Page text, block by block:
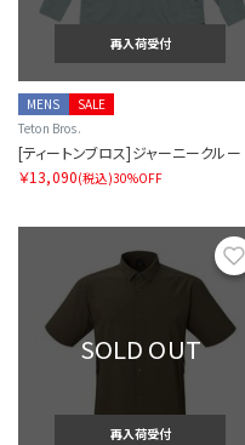
再入荷受付
SALE
MENS
Teton Bros.
[ティートンブロス]ジャーニークルー
￥13,090(税込)30%OFF
SOLD OUT
再入荷受付